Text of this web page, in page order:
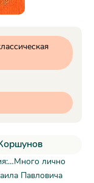
лично
Павловича